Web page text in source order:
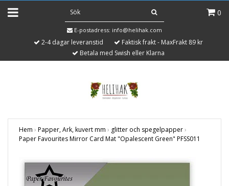
0
E-postadress: info@helihak.com
2-4 dagar leveranstid
Faktisk frakt - MaxFrakt 89 kr
Betala med Swish eller Klarna
Hem › Papper, Ark, kuvert mm › glitter och spegelpapper›
Paper Favourites Mirror Card Mat "Opalescent Green" PFSS011